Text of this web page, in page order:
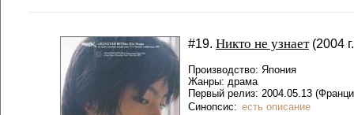
#19. Никто не узнает (2004
Производство: Япония
Жанры: драма
Первый релиз: 2004.05.13
Синопсис: есть описание